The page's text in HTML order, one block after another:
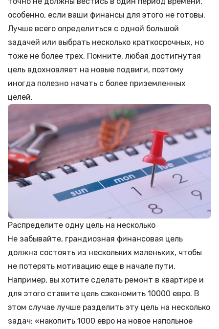
особенно, если ваши финансы для этого не готовы.
Лучше всего определиться с одной большой
задачей или выбрать несколько краткосрочных, но
тоже не более трех. Помните, любая достигнутая
цель вдохновляет на новые подвиги, поэтому
иногда полезно начать с более приземленных
целей.
Распределите одну цель на несколько
Не забывайте, грандиозная финансовая цель
должна состоять из нескольких маленьких, чтобы
не потерять мотивацию еще в начале пути.
Например, вы хотите сделать ремонт в квартире и
для этого ставите цель сэкономить 10000 евро. В
этом случае лучше разделить эту цель на несколько
задач: «накопить 1000 евро на новое напольное